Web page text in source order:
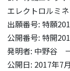
エレクトロルミ
出願番号: 特願
公開番号: 特開
発明者: 中野谷
公開日: 2017年7